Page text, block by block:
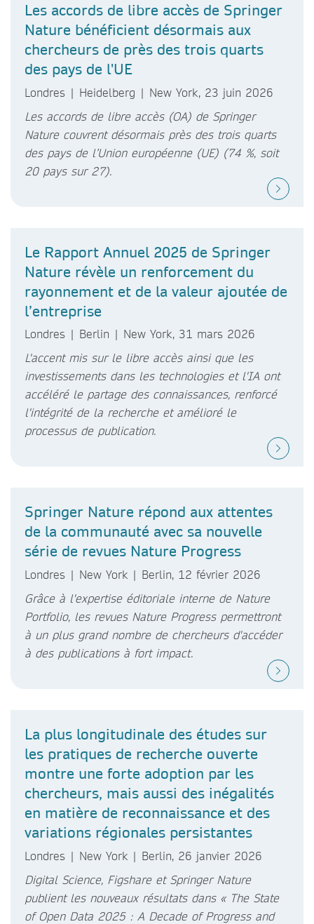
Les accords de libre accès de Springer
Nature bénéficient désormais aux
chercheurs de près des trois quarts
des pays de l'UE
Londres | Heidelberg | New York, 23 juin 2026
Les accords de libre accès (OA) de Springer
Nature couvrent désormais près des trois quarts
des pays de l’Union européenne (UE) (74 %, soit
20 pays sur 27).
Le Rapport Annuel 2025 de Springer
Nature révèle un renforcement du
rayonnement et de la valeur ajoutée de
l’entreprise
Londres | Berlin | New York, 31 mars 2026
L'accent mis sur le libre accès ainsi que les
investissements dans les technologies et l'IA ont
accéléré le partage des connaissances, renforcé
l'intégrité de la recherche et amélioré le
processus de publication.
Springer Nature répond aux attentes
de la communauté avec sa nouvelle
série de revues Nature Progress
Londres | New York | Berlin, 12 février 2026
Grâce à l'expertise éditoriale interne de Nature
Portfolio, les revues Nature Progress permettront
à un plus grand nombre de chercheurs d'accéder
à des publications à fort impact.
La plus longitudinale des études sur
les pratiques de recherche ouverte
montre une forte adoption par les
chercheurs, mais aussi des inégalités
en matière de reconnaissance et des
variations régionales persistantes
Londres | New York | Berlin, 26 janvier 2026
Digital Science, Figshare et Springer Nature
publient les nouveaux résultats dans « The State
of Open Data 2025 : A Decade of Progress and